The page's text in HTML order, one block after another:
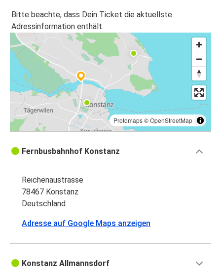
Bitte beachte, dass Dein Ticket die aktuellste
Adressinformation enthält.
Protomaps©OpenStreetMap
Fernbusbahnhof Konstanz
Reichenaustrasse
78467 Konstanz
Deutschland
Adresse auf Google Maps anzeigen
Konstanz Allmannsdorf